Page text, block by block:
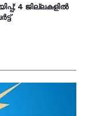
4 ജില്ലകളിൽ